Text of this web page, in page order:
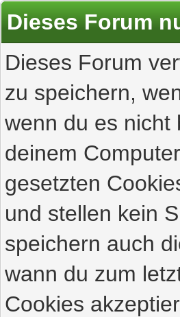
Dieses Forum
Dieses Forum
zu speichern,
wenn du es nicht
deinem
gesetzten
und stellen kein
speichern auch
wann du zum
Cookies